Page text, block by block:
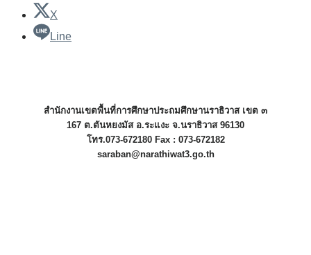
X
Line
สำนักงานเขตพื้นที่การศึกษาประถมศึกษานราธิวาส เขต ๓
167 ต.ตันหยงมัส อ.ระแงะ จ.นราธิวาส 96130
โทร.073-672180 Fax : 073-672182
saraban@narathiwat3.go.th